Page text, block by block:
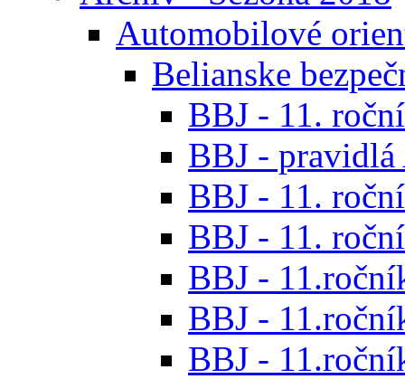
Automobilové
Belianske
BBJ - 11.
BBJ - pravidlá
BBJ - 11.
BBJ - 11.
BBJ -
BBJ -
BBJ -